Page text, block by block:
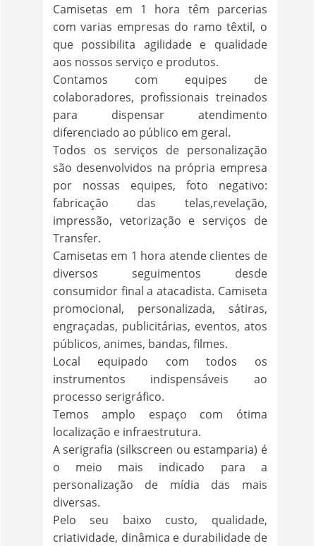
Camisetas em 1 hora têm parcerias
com varias empresas do ramo têxtil, o
que possibilita agilidade e qualidade
aos nossos serviço e produtos.
Contamos com equipes de
colaboradores, profissionais treinados
para dispensar atendimento
diferenciado ao público em geral.
Todos os serviços de personalização
são desenvolvidos na própria empresa
por nossas equipes, foto negativo:
fabricação das telas,revelação,
impressão, vetorização e serviços de
Transfer.
Camisetas em 1 hora atende clientes de
diversos seguimentos desde
consumidor final a atacadista. Camiseta
promocional, personalizada, sátiras,
engraçadas, publicitárias, eventos, atos
públicos, animes, bandas, filmes.
Local equipado com todos os
instrumentos indispensáveis ao
processo serigráfico.
Temos amplo espaço com ótima
localização e infraestrutura.
A serigrafia (silkscreen ou estamparia) é
o meio mais indicado para a
personalização de mídia das mais
diversas.
Pelo seu baixo custo, qualidade,
criatividade, dinâmica e durabilidade de